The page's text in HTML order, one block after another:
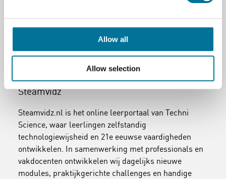
Allow all
Allow selection
Steamvidz
Steamvidz.nl is het online leerportaal van Techni
Science, waar leerlingen zelfstandig
technologiewijsheid en 21e eeuwse vaardigheden
ontwikkelen. In samenwerking met professionals en
vakdocenten ontwikkelen wij dagelijks nieuwe
modules, praktijkgerichte challenges en handige